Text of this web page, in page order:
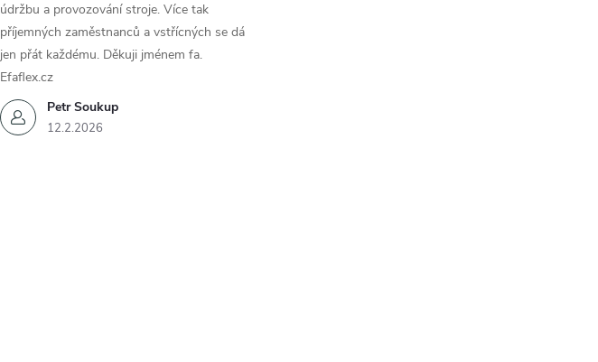
Petr Soukup
12.2.2026
údržbu a provozování stroje. Více tak
příjemných zaměstnanců a vstřícných se dá
jen přát každému. Děkuji jménem fa.
Efaflex.cz